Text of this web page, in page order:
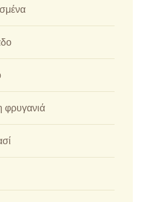
φρυγανιά